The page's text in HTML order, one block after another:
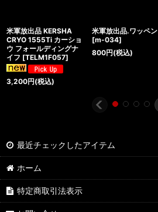
米軍放出品 KERSHA
CRYO 1555Ti カーショ
ウ フォールディングナ
イフ [TELM1F057]
3,200円(税込)
米軍放出品.ワッペン
[m-034]
800円(税込)
最近チェックしたアイテム
ホーム
特定商取引法表示